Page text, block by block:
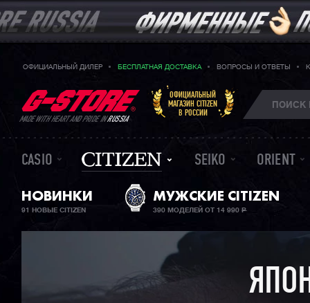
ОФИЦИАЛЬНЫЙ ДИЛЕР БЕСПЛАТНАЯ ДОСТАВКА ВОПРОСЫ И ОТВЕТЫ
MADE WITH HEART AND PRIDE INRUSSIA
ОФИЦИАЛЬНЫЙ
МАГАЗИН CITIZEN
В РОССИИ
CASIO SEIKO ORIENT
НОВИНКИ
91 НОВЫЕ CITIZEN
МУЖСКИЕ CITIZEN
390 МОДЕЛЕЙ ОТ 14 990Р